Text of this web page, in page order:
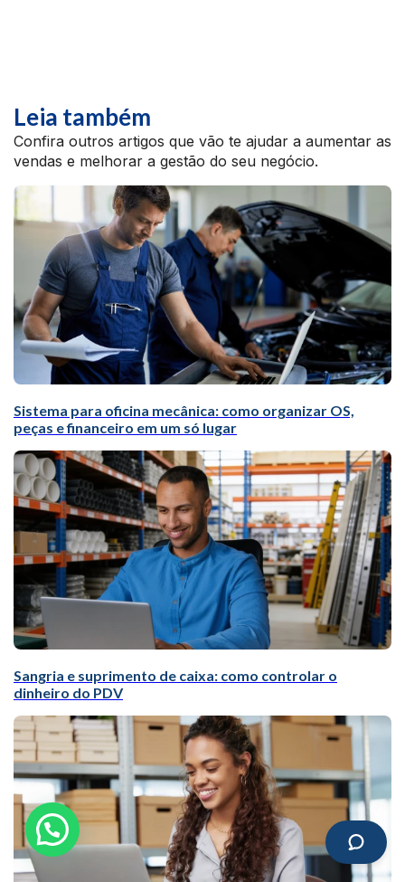
Leia também
Confira outros artigos que vão te ajudar a aumentar as
vendas e melhorar a gestão do seu negócio.
Sistema para oficina mecânica: como organizar OS,
peças e financeiro em um só lugar
Sangria e suprimento de caixa: como controlar o
dinheiro do PDV